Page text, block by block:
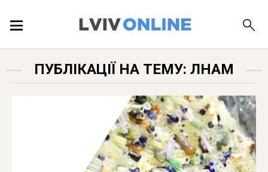
ЛОКАЦІЇ
ПУБЛІКАЦІЇ НА ТЕМУ: ЛНАМ